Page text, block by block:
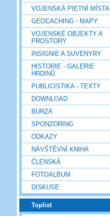
VOJENSKÁ PIETNÍ MÍSTA
GEOCACHING - MAPY
VOJENSKÉ OBJEKTY A
PROSTORY
INSIGNIE A SUVENYRY
HISTORIE - GALERIE
HRDINŮ
PUBLICISTIKA - TEXTY
DOWNLOAD
BURZA
SPONZORING
ODKAZY
NÁVŠTĚVNÍ KNIHA
ČLENSKÁ
FOTOALBUM
DISKUSE
Toplist